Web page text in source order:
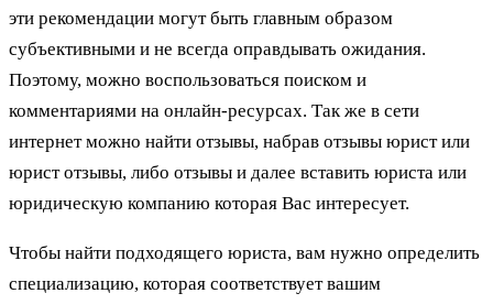
эти рекомендации могут быть главным образом
субъективными и не всегда оправдывать ожидания.
Поэтому, можно воспользоваться поиском и
комментариями на онлайн-ресурсах. Так же в сети
интернет можно найти отзывы, набрав отзывы юрист или
юрист отзывы, либо отзывы и далее вставить юриста или
юридическую компанию которая Вас интересует.
Чтобы найти подходящего юриста, вам нужно определить
специализацию, которая соответствует вашим